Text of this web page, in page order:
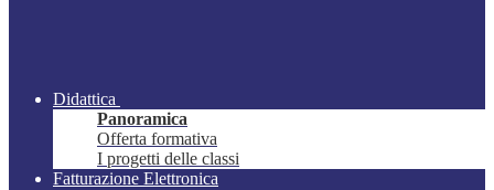
Didattica
Panoramica
Offerta formativa
I progetti delle classi
Fatturazione Elettronica